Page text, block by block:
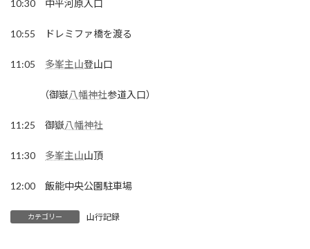
10:30 中平河原入口
10:55 ドレミファ橋を渡る
11:05 多峯主山登山口
（御嶽八幡神社参道入口）
11:25 御嶽八幡神社
11:30 多峯主山山頂
12:00 飯能中央公園駐車場
カテゴリー 山行記録